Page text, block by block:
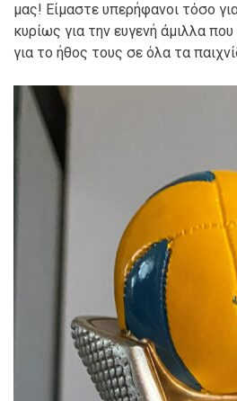
μας! Είμαστε υπερήφανοι τόσο
κυρίως για την ευγενή άμιλλα
για το ήθος τους σε όλα τα